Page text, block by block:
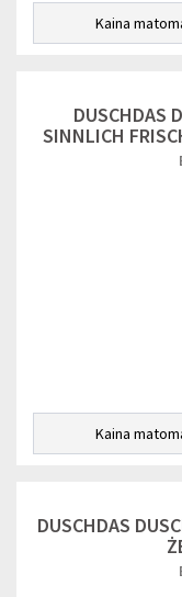
Kaina
DUSCHDAS
SINNLICH
Kaina
DUSCHDAS